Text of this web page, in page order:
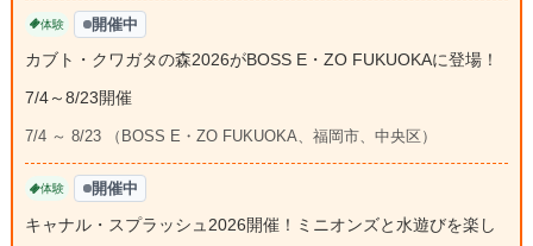
体験 開催中
カブト・クワガタの森2026がBOSS E・ZO FUKUOKAに登場！
7/4～8/23開催
7/4 ～ 8/23 （BOSS E・ZO FUKUOKA、福岡市、中央区）
体験 開催中
キャナル・スプラッシュ2026開催！ミニオンズと水遊びを楽し